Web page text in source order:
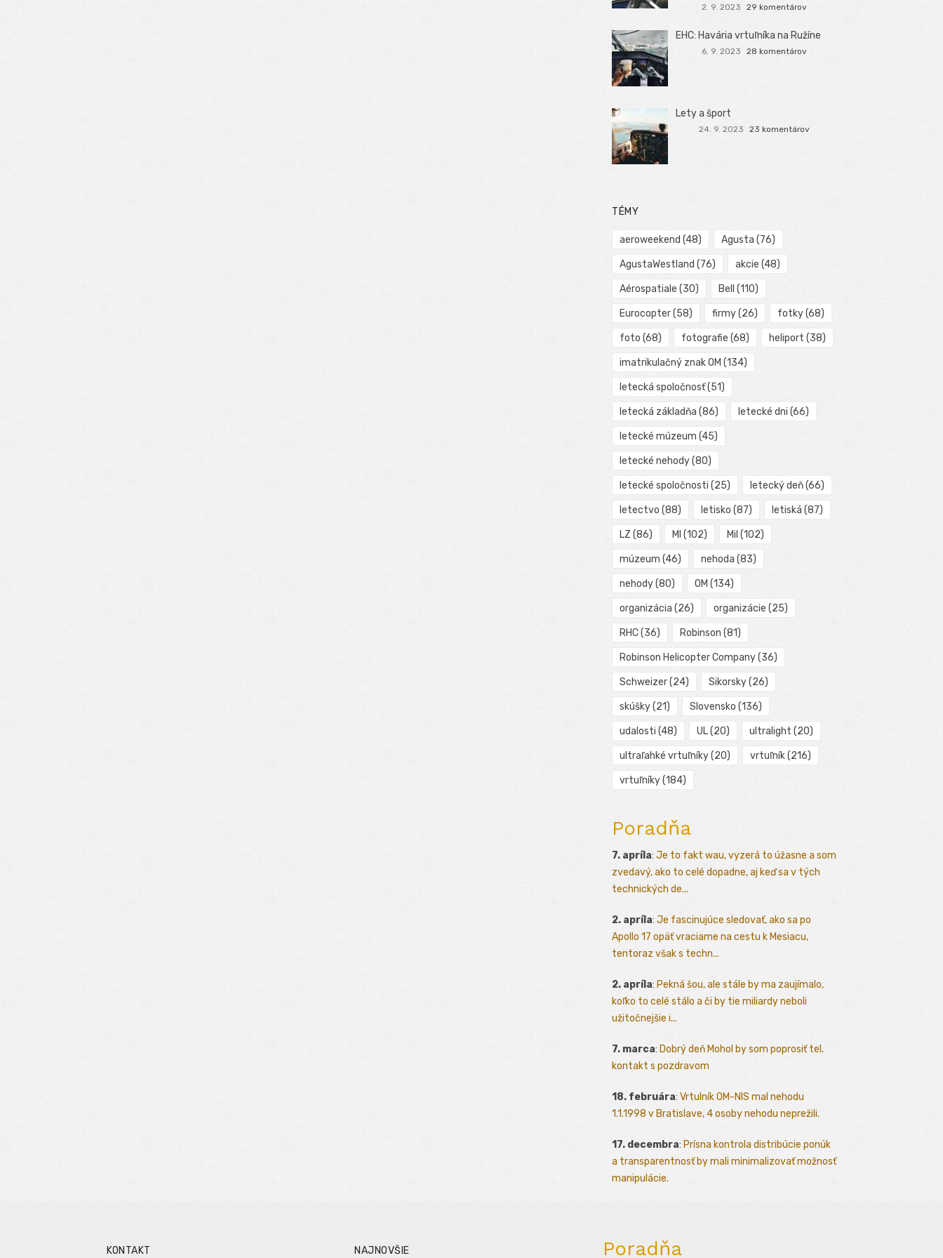
2. 9. 2023 29 komentárov
EHC: Havária vrtuľníka na Ružíne
6. 9. 2023 28 komentárov
Lety a šport
24. 9. 2023 23 komentárov
TÉMY
aeroweekend (48) Agusta (76)
AgustaWestland (76) akcie (48)
Aérospatiale (30) Bell (110)
Eurocopter(58) firmy(26) fotky(68)
foto (68) fotografie (68) heliport (38)
imatrikulačný znak OM (134)
letecká spoločnosť(51)
letecká základňa (86) letecké dni (66)
letecké múzeum (45)
letecké nehody(80)
letecké spoločnosti (25) letecký deň(66)
letectvo (88) letisko (87) letiská (87)
LZ (86) MI (102) Mil (102)
múzeum (46) nehoda (83)
nehody(80) OM (134)
organizácia (26) organizácie (25)
RHC(36) Robinson (81)
Robinson Helicopter Company(36)
Schweizer(24) Sikorsky(26)
skúšky(21) Slovensko (136)
udalosti (48) UL(20) ultralight (20)
ultraľahké vrtuľníky(20) vrtuľník(216)
vrtuľníky(184)
Poradňa
7. apríla: Je to fakt wau, vyzerá to úžasne a som
zvedavý, ako to celé dopadne, aj keď sa v tých
technických de...
2. apríla: Je fascinujúce sledovať, ako sa po
Apollo 17 opäť vraciame na cestu k Mesiacu,
tentoraz však s techn...
2. apríla: Pekná šou, ale stále by ma zaujímalo,
koľko to celé stálo a či by tie miliardy neboli
užitočnejšie i...
7. marca: Dobrý deň Mohol by som poprosiť tel.
kontakt s pozdravom
18. februára: Vrtulník OM-NIS mal nehodu
1.1.1998 v Bratislave, 4 osoby nehodu neprežili.
17. decembra: Prísna kontrola distribúcie ponúk
a transparentnosť by mali minimalizovať možnosť
manipulácie.
KONTAKT NAJNOVŠIE Poradňa